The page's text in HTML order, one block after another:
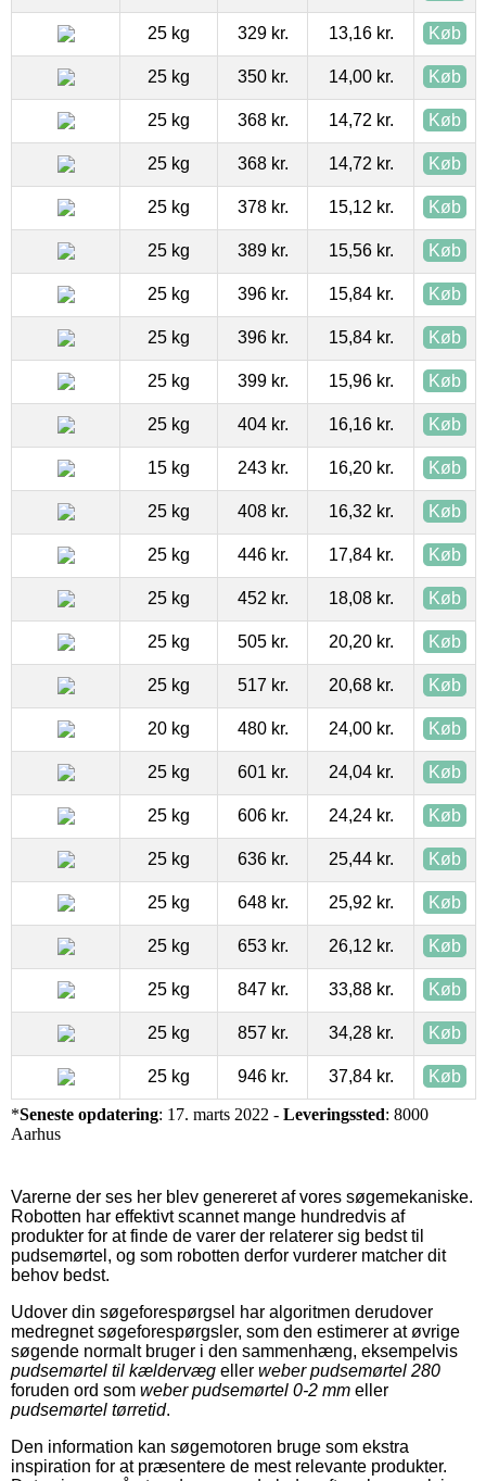
25 kg 329 kr. 13,16 kr. Køb
25 kg 350 kr. 14,00 kr. Køb
25 kg 368 kr. 14,72 kr. Køb
25 kg 368 kr. 14,72 kr. Køb
25 kg 378 kr. 15,12 kr. Køb
25 kg 389 kr. 15,56 kr. Køb
25 kg 396 kr. 15,84 kr. Køb
25 kg 396 kr. 15,84 kr. Køb
25 kg 399 kr. 15,96 kr. Køb
25 kg 404 kr. 16,16 kr. Køb
15 kg 243 kr. 16,20 kr. Køb
25 kg 408 kr. 16,32 kr. Køb
25 kg 446 kr. 17,84 kr. Køb
25 kg 452 kr. 18,08 kr. Køb
25 kg 505 kr. 20,20 kr. Køb
25 kg 517 kr. 20,68 kr. Køb
20 kg 480 kr. 24,00 kr. Køb
25 kg 601 kr. 24,04 kr. Køb
25 kg 606 kr. 24,24 kr. Køb
25 kg 636 kr. 25,44 kr. Køb
25 kg 648 kr. 25,92 kr. Køb
25 kg 653 kr. 26,12 kr. Køb
25 kg 847 kr. 33,88 kr. Køb
25 kg 857 kr. 34,28 kr. Køb
25 kg 946 kr. 37,84 kr. Køb
*Seneste opdatering: 17. marts 2022 - Leveringssted: 8000
Aarhus
Varerne der ses her blev genereret af vores søgemekaniske.
Robotten har effektivt scannet mange hundredvis af
produkter for at finde de varer der relaterer sig bedst til
pudsemørtel, og som robotten derfor vurderer matcher dit
behov bedst.
Udover din søgeforespørgsel har algoritmen derudover
medregnet søgeforespørgsler, som den estimerer at øvrige
søgende normalt bruger i den sammenhæng, eksempelvis
pudsemørtel til kældervæg eller weber pudsemørtel 280
foruden ord som weber pudsemørtel 0-2 mm eller
pudsemørtel tørretid.
Den information kan søgemotoren bruge som ekstra
inspiration for at præsentere de mest relevante produkter.